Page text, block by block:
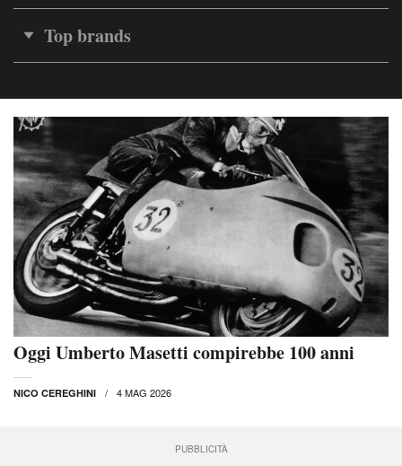
Top brands
Oggi Umberto Masetti compirebbe 100 anni
NICO CEREGHINI 4 MAG 2026
PUBBLICITÀ